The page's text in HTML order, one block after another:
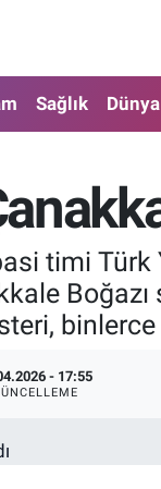
Sağlık Dünya
timi Türk
- 17:55